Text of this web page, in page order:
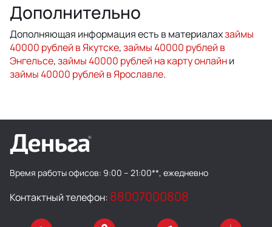
Дополнительно
Дополняющая информация есть в материалахзаймы
40000 рублей в Якутске,займы 40000 рублей в
Энгельсе,займы 40000 рублей на карту онлайни
займы 40000 рублей в Ярославле.
Время работы офисов: 9:00 – 21:00**, ежедневно
Контактный телефон: 88007000808